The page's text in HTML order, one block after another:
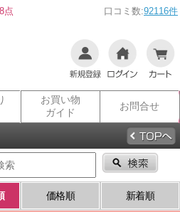
点 口コミ数:92116件
お買い物
ガイド
お問合せ
価格順
新着順